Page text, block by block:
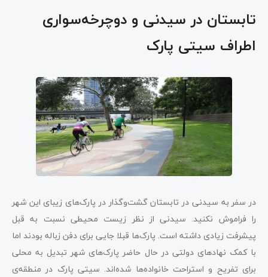
تابستان در سیدنی و دوچرخه‌سواری
اطراف سیتی پارک
در سفر به سیدنی در تابستان گشت‌و‌گذار در پارک‌های زیبای این شهر
را فراموش نکنید. سیدنی از نظر زیست محیطی نسبت به قبل
پیشرفت زیادی داشته است. پارک‌ها قبلا جایی برای دفن زباله بودند اما
با کمک نهادهای دولتی در حال حاضر پارک‌های شهر تبدیل به محلی
برای تفریح و استراحت خانواده‌ها شده‌اند. سیتی‌ پارک در منطقه‌ی